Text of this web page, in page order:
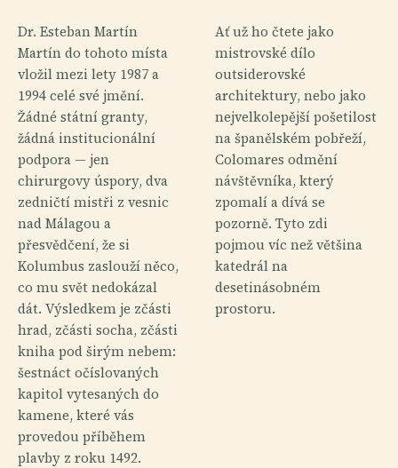
Dr. Esteban Martín
Martín do tohoto místa
vložil mezi lety 1987 a
1994 celé své jmění.
Žádné státní granty,
žádná institucionální
podpora — jen
chirurgovy úspory, dva
zedničtí mistři z vesnic
nad Málagou a
přesvědčení, že si
Kolumbus zaslouží něco,
co mu svět nedokázal
dát. Výsledkem je zčásti
hrad, zčásti socha, zčásti
kniha pod širým nebem:
šestnáct očíslovaných
kapitol vytesaných do
kamene, které vás
provedou příběhem
plavby z roku 1492.
Ať už ho čtete jako
mistrovské dílo
outsiderovské
architektury, nebo jako
nejvelkolepější pošetilost
na španělském pobřeží,
Colomares odmění
návštěvníka, který
zpomalí a dívá se
pozorně. Tyto zdi
pojmou víc než většina
katedrál na
desetinásobném
prostoru.